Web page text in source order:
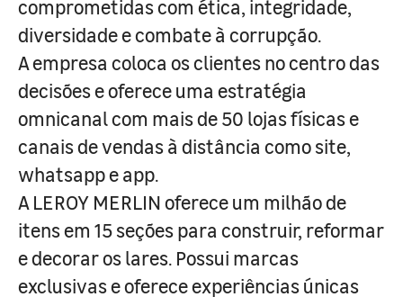
comprometidas com ética, integridade,
diversidade e combate à corrupção.
A empresa coloca os clientes no centro das
decisões e oferece uma estratégia
omnicanal com mais de 50 lojas físicas e
canais de vendas à distância como site,
whatsapp e app.
A LEROY MERLIN oferece um milhão de
itens em 15 seções para construir, reformar
e decorar os lares. Possui marcas
exclusivas e oferece experiências únicas